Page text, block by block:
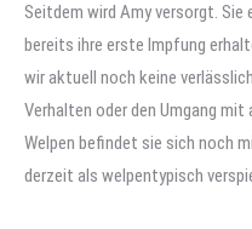
Seitdem wird Amy versorgt.
bereits ihre erste Impfung
wir aktuell noch keine
Verhalten oder den Umgang
Welpen befindet sie sich noch
derzeit als welpentypisch